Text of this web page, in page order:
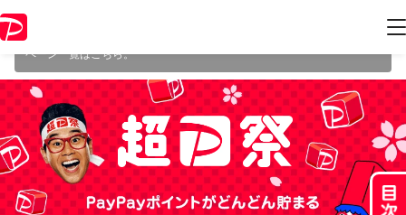
ジ内の情報はキャンペーン終了時点のものになります。
ペーン一覧はこちら。